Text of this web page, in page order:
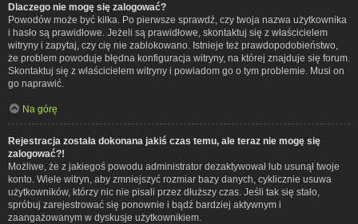
Dlaczego nie mogę się zalogować?
Powodów może być kilka. Po pierwsze sprawdź, czy twoja nazwa użytkownika
i hasło są prawidłowe. Jeżeli są prawidłowe, skontaktuj się z właścicielem
witryny i zapytaj, czy cię nie zablokowano. Istnieje też prawdopodobieństwo,
że problem powoduje błędna konfiguracja witryny, na której znajduje się forum.
Skontaktuj się z właścicielem witryny i powiadom go o tym problemie. Musi on
go naprawić.
Na górę
Rejestracja została dokonana jakiś czas temu, ale teraz nie mogę się
zalogować?!
Możliwe, że z jakiegoś powodu administrator dezaktywował lub usunął twoje
konto. Wiele witryn, aby zmniejszyć rozmiar bazy danych, cyklicznie usuwa
użytkowników, którzy nic nie pisali przez dłuższy czas. Jeśli tak się stało,
spróbuj zarejestrować się ponownie i bądź bardziej aktywnym i
zaangażowanym w dyskusje użytkownikiem.